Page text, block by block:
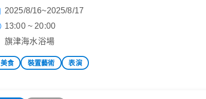
2025/8/16~2025/8/17
13:00 ~ 20:00
旗津海水浴場
美食 裝置藝術 表演